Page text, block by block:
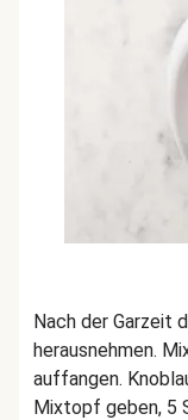
Nach der Garzeit
herausnehmen.
auffangen.
Mixtopf geben, 5